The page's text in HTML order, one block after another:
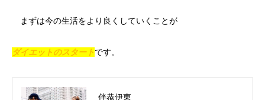
まずは今の生活をより良くしていくことが
ダイエットのスタートです。
伴恭伊東